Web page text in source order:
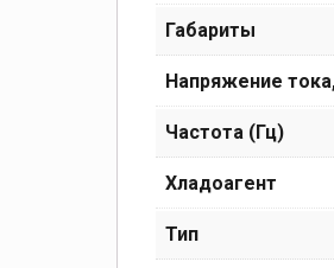
Габариты
Напряжение
Частота (Гц)
Хладоагент
Тип